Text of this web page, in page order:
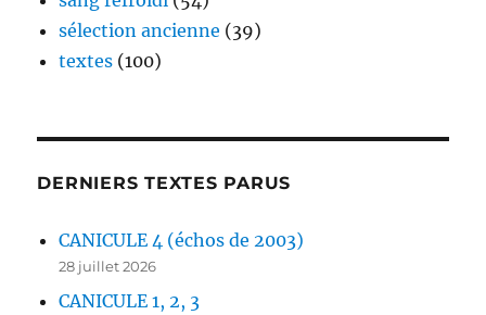
sélection ancienne (39)
textes (100)
DERNIERS TEXTES PARUS
CANICULE 4 (échos de 2003)
28 juillet 2026
CANICULE 1, 2, 3